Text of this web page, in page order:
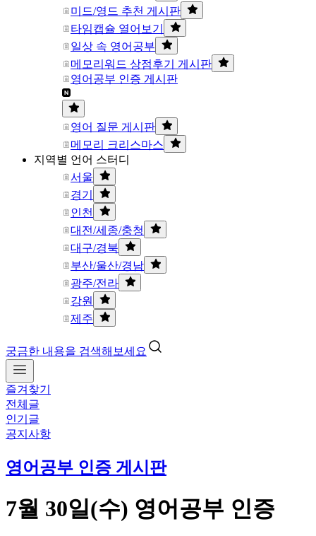
미드/영드 추천 게시판
타임캡슐 열어보기
일상 속 영어공부
메모리워드 상점후기 게시판
영어공부 인증 게시판
영어 질문 게시판
메모리 크리스마스
지역별 언어 스터디
서울
경기
인천
대전/세종/충청
대구/경북
부산/울산/경남
광주/전라
강원
제주
궁금한 내용을 검색해보세요
즐겨찾기
전체글
인기글
공지사항
영어공부 인증 게시판
7월 30일(수) 영어공부 인증